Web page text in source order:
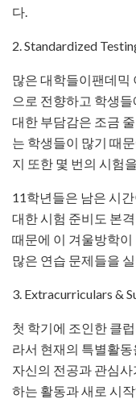
다.
2. Standardized
많은 대학들이팬데믹
으로 전향하고 학생
대한 부담감은 조금
는 학생들이 많기 때
지 또한 몇 번의 시험
­11학년들은 남은 시
대한 시험 준비도 본
때문에 이 겨울방학이
많은 연습 문제들을
3. Extracurriculars &
첫 학기에 조인한 클
라서 현재의 특별활
자신의 전공과 관심
하는 활동과 새로 시